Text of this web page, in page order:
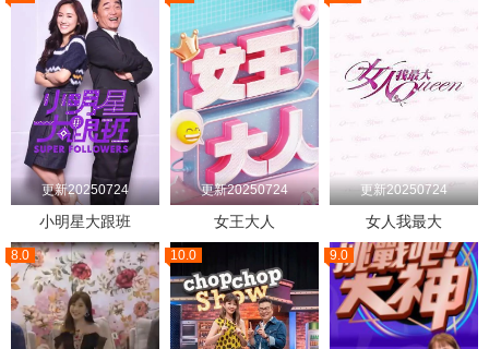
更新20250724
小明星大跟班
更新20250724
女王大人
更新20250724
女人我最大
8.0 10.0 9.0